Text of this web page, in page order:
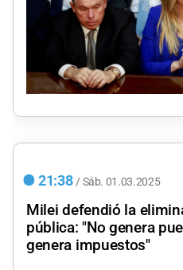
21:38 / Sáb. 01.03.2025
Milei defendió la
pública: "No genera
genera impuestos"